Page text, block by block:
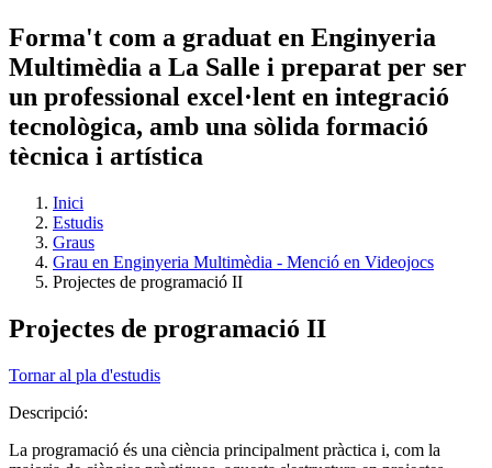
Forma't com a graduat en Enginyeria
Multimèdia a La Salle i preparat per ser
un professional excel·lent en integració
tecnològica, amb una sòlida formació
tècnica i artística
Inici
Estudis
Graus
Grau en Enginyeria Multimèdia - Menció en Videojocs
Projectes de programació II
Projectes de programació II
Tornar al pla d'estudis
Descripció:
La programació és una ciència principalment pràctica i, com la